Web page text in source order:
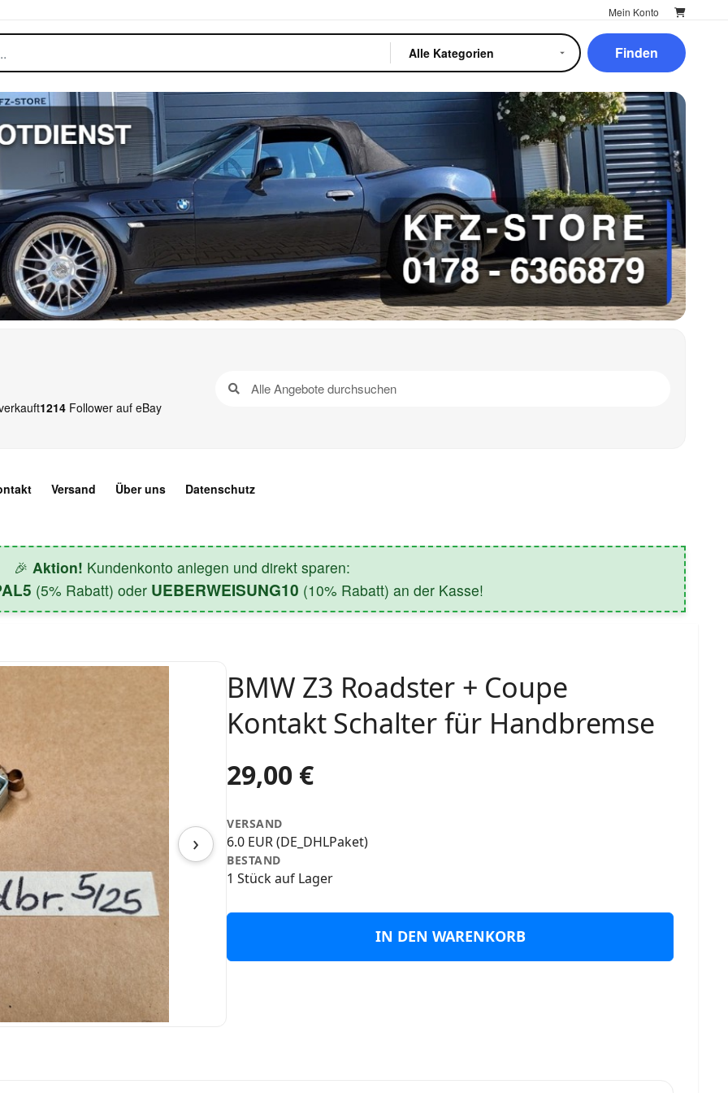
Mein Konto
Finden
1214 Follower auf eBay
Versand Über uns Datenschutz
🎉 Aktion! Kundenkonto anlegen und direkt sparen:
(5% Rabatt) oder UEBERWEISUNG10 (10% Rabatt) an der Kasse!
›
BMW Z3 Roadster + Coupe
Kontakt Schalter für Handbremse
29,00 €
VERSAND
6.0 EUR (DE_DHLPaket)
BESTAND
1 Stück auf Lager
IN DEN WARENKORB